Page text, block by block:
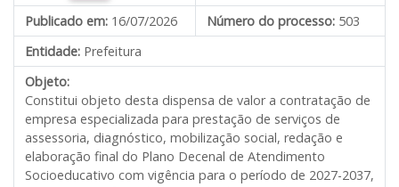
Publicado em: 16/07/2026 Número do processo: 503
Entidade: Prefeitura
Objeto:
Constitui objeto desta dispensa de valor a contratação de
empresa especializada para prestação de serviços de
assessoria, diagnóstico, mobilização social, redação e
elaboração final do Plano Decenal de Atendimento
Socioeducativo com vigência para o período de 2027-2037,